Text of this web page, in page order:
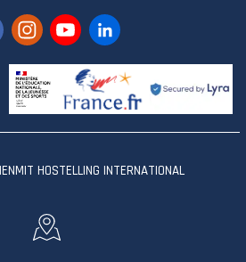
MIT HOSTELLING INTERNATIONAL